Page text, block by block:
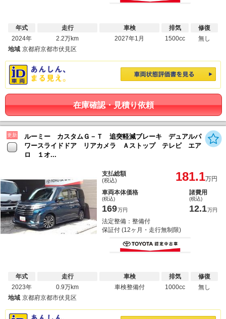
年式
2024年
走行
2.2万km
車検
2027年1月
排気
1500cc
修復
無し
地域 京都府京都市伏見区
在庫確認・見積り依頼
更新
ルーミー カスタムＧ－Ｔ 追突軽減ブレーキ デュアルパ
ワースライドドア リアカメラ Ａストップ テレビ エア
ロ １オ...
支払総額
(税込) 181.1万円
車両本体価格
(税込)
169万円
諸費用
(税込)
12.1万円
法定整備：整備付
保証付 (12ヶ月・走行無制限)
年式
2023年
走行
0.9万km
車検
車検整備付
排気
1000cc
修復
無し
地域 京都府京都市伏見区